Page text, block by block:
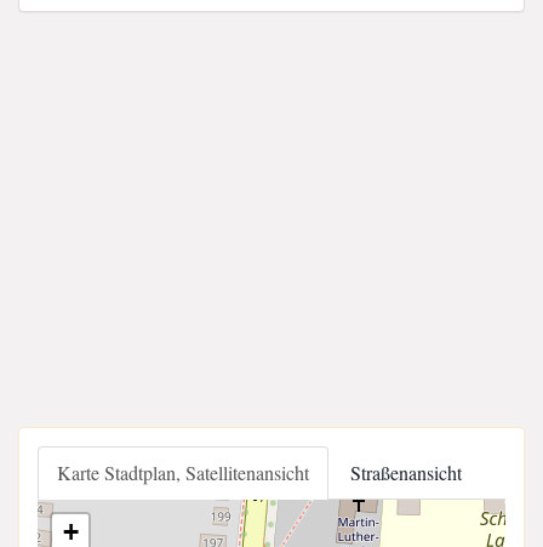
Karte Stadtplan, Satellitenansicht Straßenansicht
+